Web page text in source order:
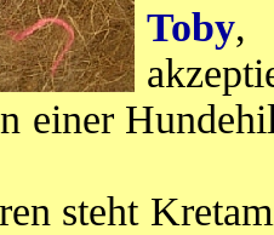
Toby,
einer
steht